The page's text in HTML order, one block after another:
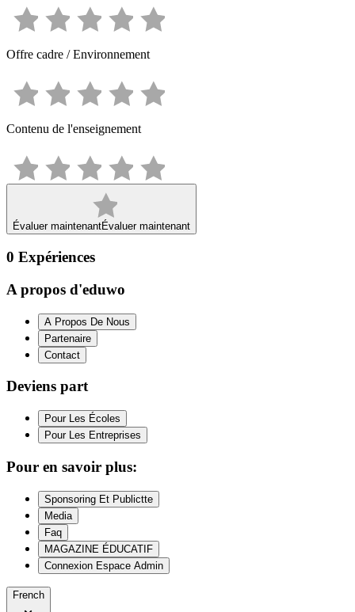
Offre cadre / Environnement
Contenu de l'enseignement
Évaluer maintenantÉvaluer maintenant
0 Expériences
A propos d'eduwo
A Propos De Nous
Partenaire
Contact
Deviens part
Pour Les Écoles
Pour Les Entreprises
Pour en savoir plus:
Sponsoring Et Publictte
Media
Faq
MAGAZINE ÉDUCATIF
Connexion Espace Admin
French